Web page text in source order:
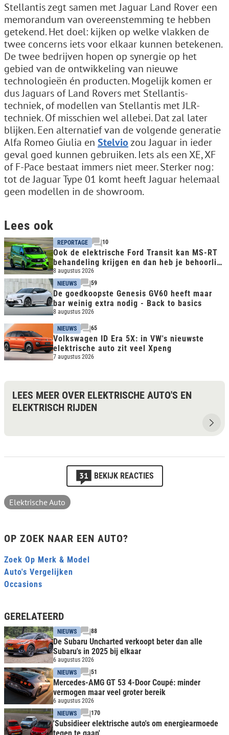
Stellantis zegt samen met Jaguar Land Rover een
memorandum van overeenstemming te hebben
getekend. Het doel: kijken op welke vlakken de
twee concerns iets voor elkaar kunnen betekenen.
De twee bedrijven hopen op synergie op het
gebied van de ontwikkeling van nieuwe
technologieën én producten. Mogelijk komen er
dus Jaguars of Land Rovers met Stellantis-
techniek, of modellen van Stellantis met JLR-
techniek. Of misschien wel allebei. Dat zal later
blijken. Een alternatief van de volgende generatie
Alfa Romeo Giulia en Stelviozou Jaguar in ieder
geval goed kunnen gebruiken. Iets als een XE, XF
of F-Pace bestaat immers niet meer. Sterker nog:
tot de Jaguar Type 01 komt heeft Jaguar helemaal
geen modellen in de showroom.
Lees ook
REPORTAGE 10
Ook de elektrische Ford Transit kan MS-RT
behandeling krijgen en dan heb je behoorlijk
snelle bus
8 augustus 2026
NIEUWS
59
De goedkoopste Genesis GV60 heeft maar
bar weinig extra nodig - Back to basics
8 augustus 2026
NIEUWS 65
Volkswagen ID Era 5X: in VW's nieuwste
elektrische auto zit veel Xpeng
7 augustus 2026
LEES MEER OVER ELEKTRISCHE AUTO'S EN
ELEKTRISCH RIJDEN
31 BEKIJK REACTIES
Elektrische Auto
OP ZOEK NAAR EEN AUTO?
Zoek Op Merk & Model
Auto's Vergelijken
Occasions
GERELATEERD
NIEUWS 88
De Subaru Uncharted verkoopt beter dan alle
Subaru's in 2025 bij elkaar
6 augustus 2026
NIEUWS
51
Mercedes-AMG GT 53 4-Door Coupé: minder
vermogen maar veel groter bereik
6 augustus 2026
NIEUWS
170
'Subsidieer elektrische auto's om energiearmoede